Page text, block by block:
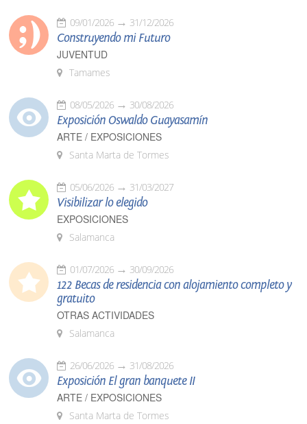
09/01/2026 31/12/2026
Construyendo mi Futuro
JUVENTUD
Tamames
08/05/2026 30/08/2026
Exposición Oswaldo Guayasamín
ARTE / EXPOSICIONES
Santa Marta de Tormes
05/06/2026 31/03/2027
Visibilizar lo elegido
EXPOSICIONES
Salamanca
01/07/2026 30/09/2026
122 Becas de residencia con alojamiento completo y
gratuito
OTRAS ACTIVIDADES
Salamanca
26/06/2026 31/08/2026
Exposición El gran banquete II
ARTE / EXPOSICIONES
Santa Marta de Tormes